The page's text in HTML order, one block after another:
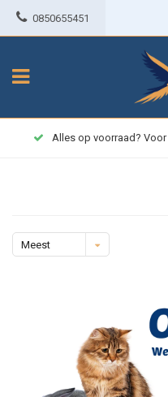
0850655451
Alles op voorraad?
Meest